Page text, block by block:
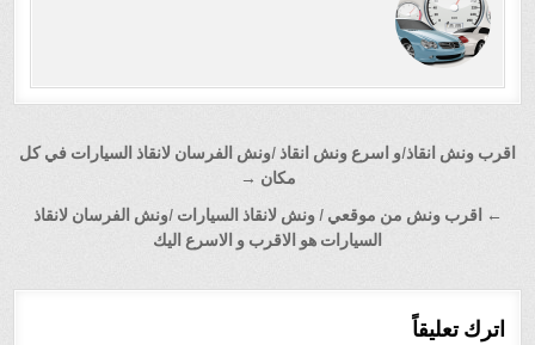
تصفّح
اقرب ونش انقاذ/و اسرع ونش انقاذ /ونش الفرسان لانقاذ السيارات في كل
مكان →
← اقرب ونش من موقعي / ونش لانقاذ السيارات /ونش الفرسان لانقاذ
السيارات هو الاقرب و الاسرع اليك
اترك تعليقاً